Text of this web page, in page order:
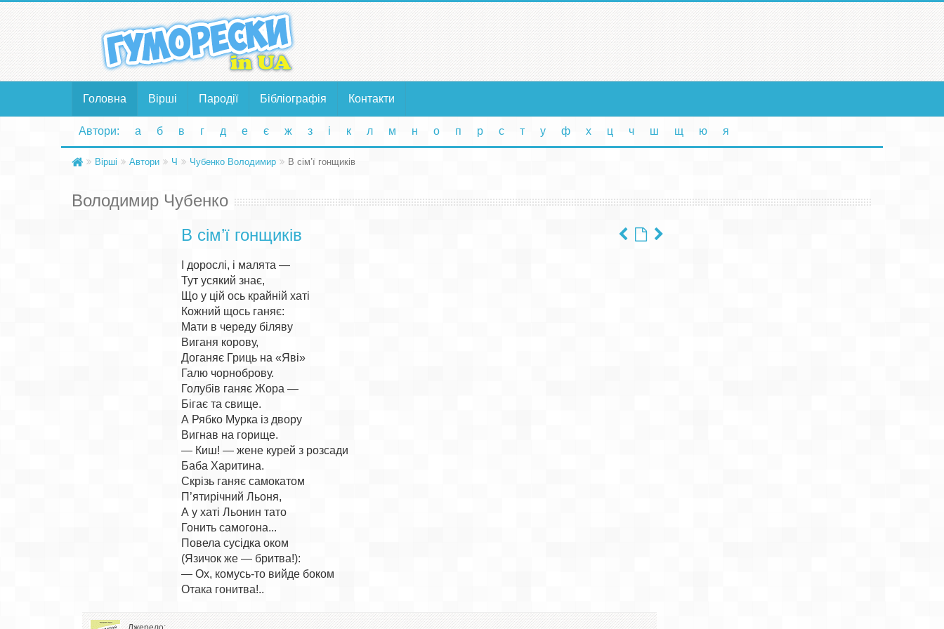
Головна Вірші Пародії Бібліографія Контакти
Автори: а б в г д е є ж з і к л м н о п р с т у ф х ц ч ш щ ю я
Вірші Автори Ч Чубенко Володимир В сім’ї гонщиків
Володимир Чубенко
В сім’ї гонщиків
І дорослі, і малята —
Тут усякий знає,
Що у цій ось крайній хаті
Кожний щось ганяє:
Мати в череду біляву
Виганя корову,
Доганяє Гриць на «Яві»
Галю чорноброву.
Голубів ганяє Жора —
Бігає та свище.
А Рябко Мурка із двору
Вигнав на горище.
— Киш! — жене курей з розсади
Баба Харитина.
Скрізь ганяє самокатом
П’ятирічний Льоня,
А у хаті Льонин тато
Гонить самогона...
Повела сусідка оком
(Язичок же — бритва!):
— Ох, комусь-то вийде боком